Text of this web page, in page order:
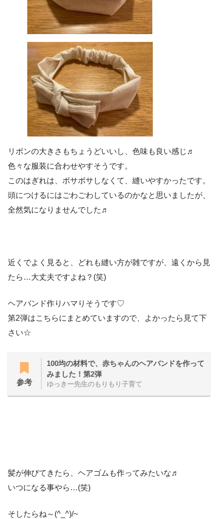
リボンの大きさもちょうどいいし、色味も良い感じ♬
色々な服装に合わせやすそうです。
このはぎれは、ボサボサしなくて、縫いやすかったです。
頭につけるにはごわごわしているのかなと思いましたが、
全然気になりませんでした♬
近くでよく見ると、どれも縫い方が雑ですが、遠くから見
たら…大丈夫ですよね？(笑)
ヘアバンド作りハマりそうです♡
第2弾はこちらにまとめていますので、よかったら見て下
さい☆
参考
100均の材料で、赤ちゃんのヘアバンドを作って
みました！第2弾
ゆっきー先生のもりもり子育て
髪が伸びてきたら、ヘアゴムも作ってみたいな♬
いつになる事やら…(笑)
そしたらね～(^_^)/~